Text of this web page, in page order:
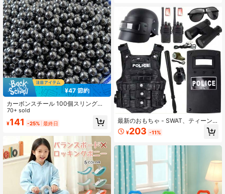
¥47 節約
カーボンスチール 100個スリングシ
ョットアンモボール、4mm/5mm/6m
m/7mm/8mm/9mm/10mm 焼き入れ
固形鋼球、耐摩耗性スリングショッ
70+ sold
¥141 -25% 最終日
人気、彼氏/彼女へのギフト、誕生日
プレゼント、パーティー、男の子&女
の子、完璧なギフト、ギフト、ティ
ーンエイジャー、ウォーターガン、
夏用冷却ガジェット
最新のおもちゃ - SWAT、ティーン
エイジャー ロールプレイ おもちゃセ
ット、弾薬ベルト、手りゅう弾、手
族や友人と楽しめます、誕生日/イー
スター/クリスマス/バレンタインデー
のギフトに最適
¥203 -11%